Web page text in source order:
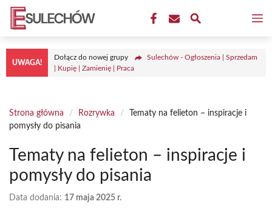
Przejdź
treści
UWAGA!
Dołącz do nowej grupy
Sulechów - Ogłoszenia | Sprzedam
| Kupię | Zamienię | Praca
Strona główna / Rozrywka /
Tematy na felieton – inspiracje i
pomysły do pisania
Tematy na felieton – inspiracje i
pomysły do pisania
Data dodania: 17 maja 2025 r.